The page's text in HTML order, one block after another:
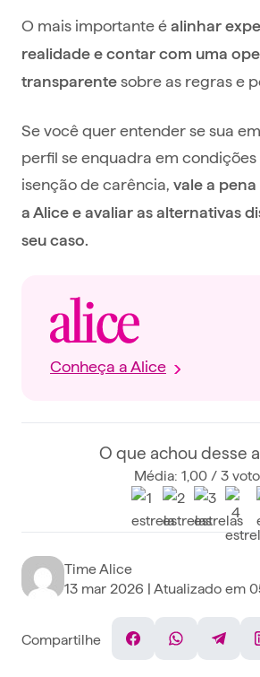
O mais importante é alinhar
realidade e contar com uma
transparente sobre as regras e
Se você quer entender se sua
perfil se enquadra em
isenção de carência, vale a
a Alice e avaliar as alternativas
seu caso.
Conheça a Alice
O que achou desse
Média: 1,00 / 3
Time Alice
13 mar 2026 | Atualizado em
Compartilhe
FacebookWhatsApp